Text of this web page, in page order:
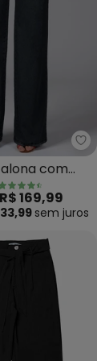
com
Preto)
R$ 169,99
sem juros